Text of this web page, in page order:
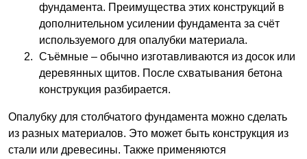
фундамента. Преимущества этих конструкций в
дополнительном усилении фундамента за счёт
используемого для опалубки материала.
Съёмные – обычно изготавливаются из досок или
деревянных щитов. После схватывания бетона
конструкция разбирается.
Опалубку для столбчатого фундамента можно сделать
из разных материалов. Это может быть конструкция из
стали или древесины. Также применяются